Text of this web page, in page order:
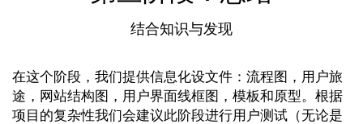
结合知识与发现
在这个阶段，我们提供信息化设文件：流程图，用户旅
途，网站结构图，用户界面线框图，模板和原型。根据
项目的复杂性我们会建议此阶段进行用户测试（无论是